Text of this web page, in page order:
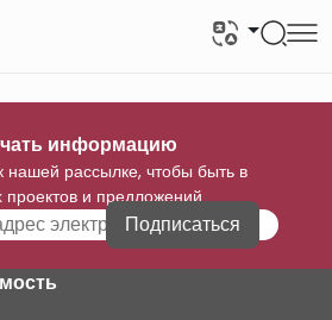
информацию
нашей рассылке, чтобы быть в
и предложений
Подписаться